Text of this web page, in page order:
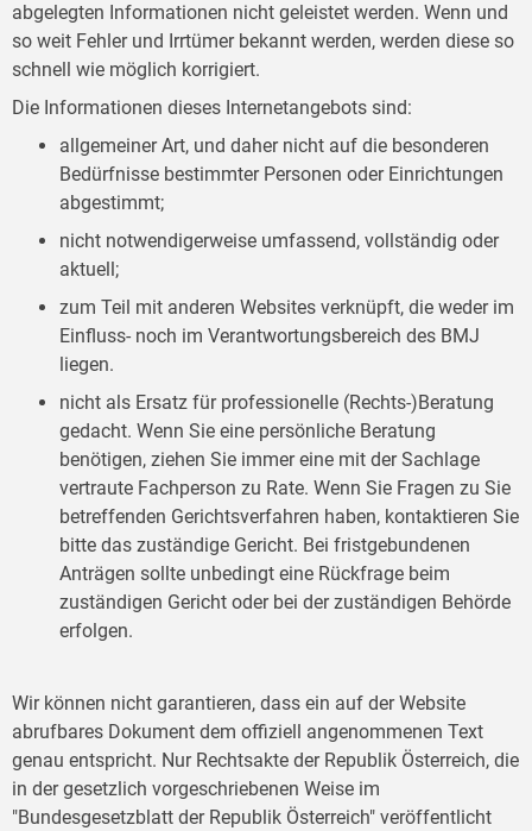
abgelegten Informationen nicht geleistet werden. Wenn und
so weit Fehler und Irrtümer bekannt werden, werden diese so
schnell wie möglich korrigiert.
Die Informationen dieses Internetangebots sind:
allgemeiner Art, und daher nicht auf die besonderen
Bedürfnisse bestimmter Personen oder Einrichtungen
abgestimmt;
nicht notwendigerweise umfassend, vollständig oder
aktuell;
zum Teil mit anderen Websites verknüpft, die weder im
Einfluss- noch im Verantwortungsbereich des BMJ
liegen.
nicht als Ersatz für professionelle (Rechts-)Beratung
gedacht. Wenn Sie eine persönliche Beratung
benötigen, ziehen Sie immer eine mit der Sachlage
vertraute Fachperson zu Rate. Wenn Sie Fragen zu Sie
betreffenden Gerichtsverfahren haben, kontaktieren Sie
bitte das zuständige Gericht. Bei fristgebundenen
Anträgen sollte unbedingt eine Rückfrage beim
zuständigen Gericht oder bei der zuständigen Behörde
erfolgen.
Wir können nicht garantieren, dass ein auf der Website
abrufbares Dokument dem offiziell angenommenen Text
genau entspricht. Nur Rechtsakte der Republik Österreich, die
in der gesetzlich vorgeschriebenen Weise im
"Bundesgesetzblatt der Republik Österreich" veröffentlicht